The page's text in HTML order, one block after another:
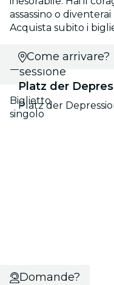
assassino o
Acquista subito i
Seleziona
sessione
Biglietto
singolo
Come arrivare?
Platz der
Platz der
Domande?